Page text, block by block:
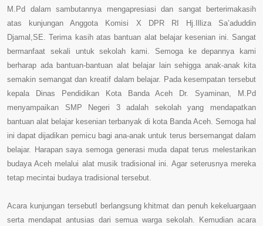
M.Pd dalam sambutannya mengapresiasi dan sangat berterimakasih
atas kunjungan Anggota Komisi X DPR RI Hj.Illiza Sa’aduddin
Djamal,SE.Terima kasih atas bantuan alat belajar kesenian ini. Sangat
bermanfaat sekali untuk sekolah kami. Semoga ke depannya kami
berharap ada bantuan-bantuan alat belajar lain sehigga anak-anak kita
semakin semangat dan kreatif dalam belajar. Pada kesempatan tersebut
kepala Dinas Pendidikan Kota Banda Aceh Dr. Syaminan, M.Pd
menyampaikan SMP Negeri 3 adalah sekolah yang mendapatkan
bantuan alat belajar kesenian terbanyak di kota Banda Aceh. Semoga hal
ini dapat dijadikan pemicu bagi ana-anak untuk terus bersemangat dalam
belajar.
Harapan saya semoga generasi muda dapat terus melestarikan
budaya Aceh melalui alat musik tradisional ini. Agar seterusnya mereka
tetap mecintai budaya tradisional tersebut.
Acara kunjungan tersebutI berlangsung khitmat dan penuh kekeluargaan
serta mendapat antusias dari semua warga sekolah. Kemudian acara